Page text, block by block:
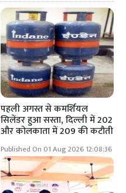
पहली अगस्त से कमर्शियल
सिलेंडर हुआ सस्ता, दिल्ली में 202
और कोलकाता में 209 की कटौती
Published On 01 Aug 2026 12:08:36